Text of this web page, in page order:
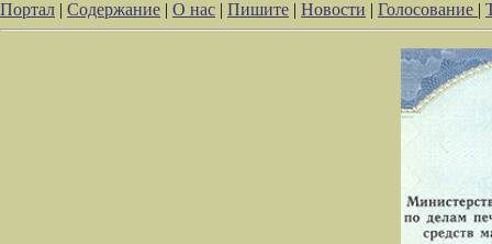
Портал | Содержание | О нас | Пишите | Новости | Голосование |